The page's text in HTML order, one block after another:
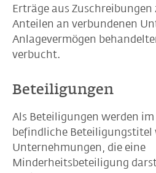
Erträge aus
Anteilen an verbundenen
Anlagevermögen
verbucht.
Beteiligungen
Als Beteiligungen werden im
befindliche Beteiligungstitel
Unternehmungen, die eine
Minderheitsbeteiligung